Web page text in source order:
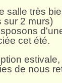
salle très
sur 2 murs)
cet été.
estivale,
de nous